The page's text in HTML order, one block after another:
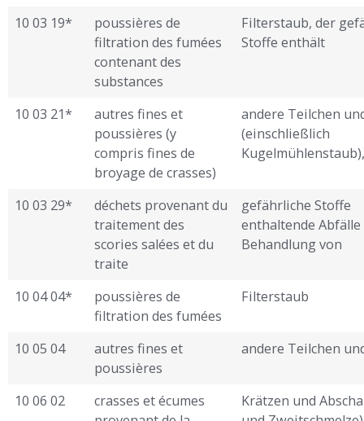
10 03 19*
poussières de
filtration des fumées
contenant des
substances
Filterstaub, der
Stoffe enthält
10 03 21*
autres fines et
poussières (y
compris fines de
broyage de crasses)
andere Teilchen
(einschließlich
Kugelmühlenstaub),
10 03 29*
déchets provenant du
traitement des
scories salées et du
traite ­
gefährliche Stoffe
enthaltende Abfälle
Behandlung von
10 04 04*
poussières de
filtration des fumées
Filterstaub
10 05 04
autres fines et
poussières
andere Teilchen
10 06 02
crasses et écumes
Krätzen und